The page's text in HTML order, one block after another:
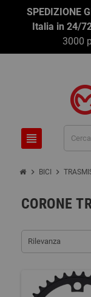
SPEDIZIONE
Italia in 24/
3000
view_headline
chevron_right BICI chevron_right
CORONE
Rilevanza